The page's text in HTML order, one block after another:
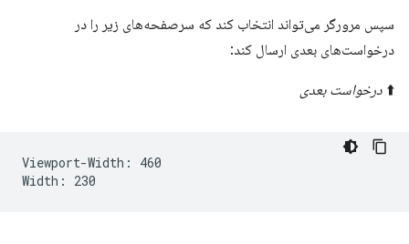
سپس مرورگر می‌تواند انتخاب کند که سرصفحه‌های زیر را در
درخواست‌های بعدی ارسال کند:
⬆️ درخواست بعدی
Viewport-Width: 460